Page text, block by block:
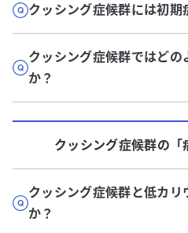
クッシング症候群には初期
クッシング症候群ではどの
か？
クッシング症候群の「
クッシング症候群と低カ
か？